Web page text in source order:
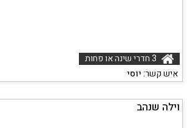
איש קשר:יוסי
וילה שנהב